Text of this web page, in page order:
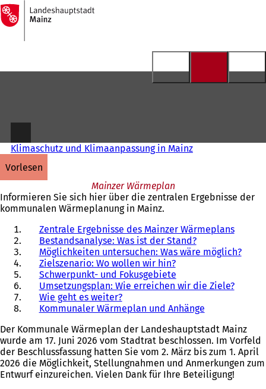
Inhalt anspringen
Zur
Startseite
Klimaschutz und Klimaanpassung in Mainz
vorlesen
Mainzer Wärmeplan
Informieren Sie sich hier über die zentralen Ergebnisse der
kommunalen Wärmeplanung in Mainz.
Zentrale Ergebnisse des Mainzer Wärmeplans
Bestandsanalyse: Was ist der Stand?
Möglichkeiten untersuchen: Was wäre möglich?
Zielszenario: Wo wollen wir hin?
Schwerpunkt- und Fokusgebiete
Umsetzungsplan: Wie erreichen wir die Ziele?
Wie geht es weiter?
Kommunaler Wärmeplan und Anhänge
Der Kommunale Wärmeplan der Landeshauptstadt Mainz
wurde am 17. Juni 2026 vom Stadtrat beschlossen. Im Vorfeld
der Beschlussfassung hatten Sie vom 2. März bis zum 1. April
2026 die Möglichkeit, Stellungnahmen und Anmerkungen zum
Entwurf einzureichen. Vielen Dank für Ihre Beteiligung!